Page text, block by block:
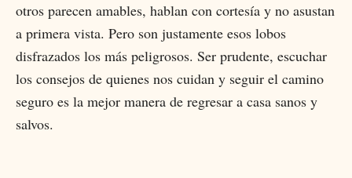
otros parecen amables, hablan con cortesía y no asustan
a primera vista. Pero son justamente esos lobos
disfrazados los más peligrosos. Ser prudente, escuchar
los consejos de quienes nos cuidan y seguir el camino
seguro es la mejor manera de regresar a casa sanos y
salvos.